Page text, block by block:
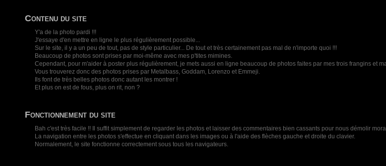
Contenu du site
Y'a de la photo pardi !!!
J'essaye d'en mettre en ligne le plus régulièrement possible...
Sur le site, il y a un peu de tout, pas de style particulier... De tout et très certainement pas mal de n'importe quoi !!!
Beaucoup de photos sont prises par moi-même avec mes p'tites mimines.
Cependant, pour m'aider à poster plus régulièrement, je mets aussi en ligne beaucoup de photos faites par mes trois frangins et
Vous trouverez donc des photos prises par Metalbass, Goddam, Lorenzo et Emmeji.
Ils font de très belles photos donc autant les montrer !
Et plus on est de fous, plus on rit, non ?
Fonctionnement du site
Bah c'est très facile !! Il suffit simplement de regarder les photos et laisser des commentaires bien cassants pour nous démolir
La navigation entre les photos s'effectue en cliquant dans les images ou à l'aide des flèches gauche et droite du clavier.
Normalement, le site fonctionne correctement sous tous les navigateurs.